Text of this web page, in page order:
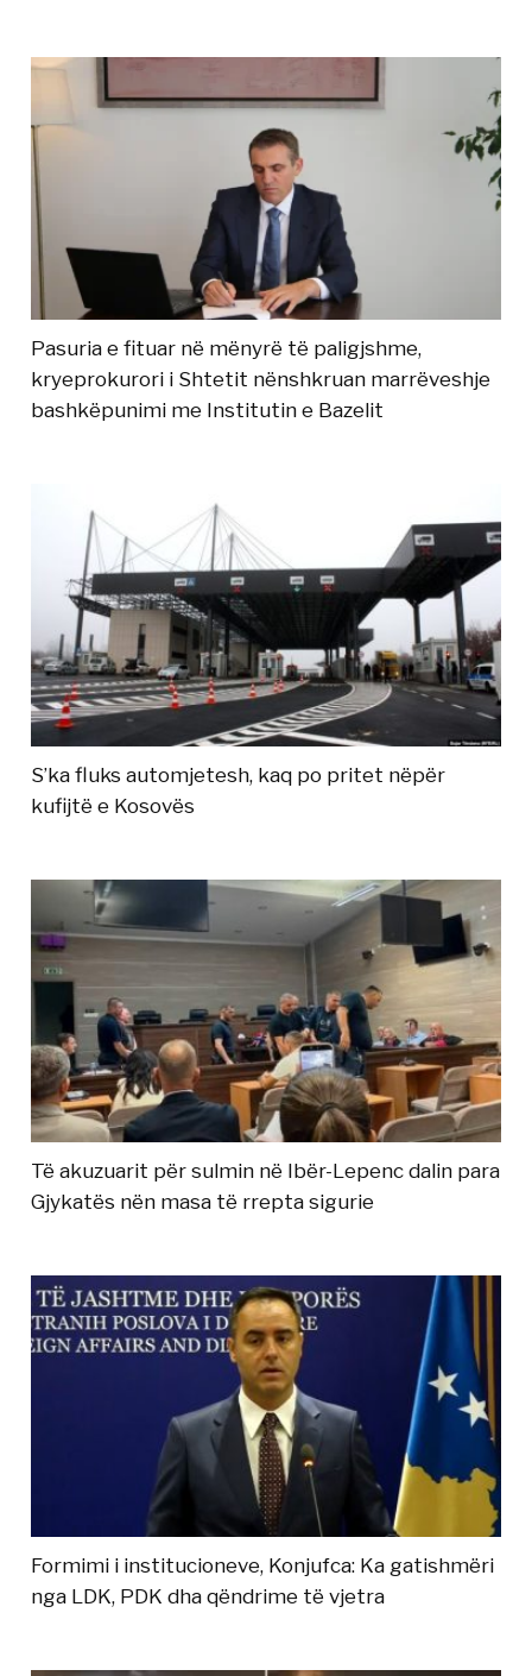
Pasuria e fituar në mënyrë të paligjshme,
kryeprokurori i Shtetit nënshkruan marrëveshje
bashkëpunimi me Institutin e Bazelit
S’ka fluks automjetesh, kaq po pritet nëpër
kufijtë e Kosovës
Të akuzuarit për sulmin në Ibër-Lepenc dalin para
Gjykatës nën masa të rrepta sigurie
Formimi i institucioneve, Konjufca: Ka gatishmëri
nga LDK, PDK dha qëndrime të vjetra